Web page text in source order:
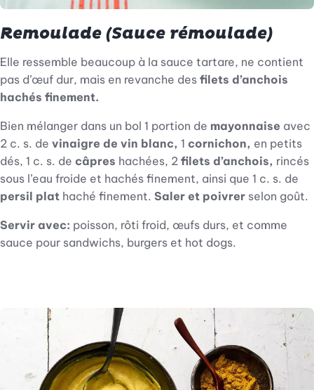
Remoulade (Sauce rémoulade)
Elle ressemble beaucoup à la sauce tartare, ne contient
pas d’œuf dur, mais en revanche des filets d’anchois
hachés finement.
Bien mélanger dans un bol 1 portion de mayonnaise avec
2 c. s. de vinaigre de vin blanc, 1 cornichon, en petits
dés, 1 c. s. de câpres hachées, 2 filets d’anchois, rincés
sous l’eau froide et hachés finement, ainsi que 1 c. s. de
persil plat haché finement. Saler et poivrer selon goût.
Servir avec: poisson, rôti froid, œufs durs, et comme
sauce pour sandwichs, burgers et hot dogs.